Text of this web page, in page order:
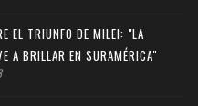
EL TRIUNFO DE MILEI: "LA
A BRILLAR EN SURAMÉRICA"